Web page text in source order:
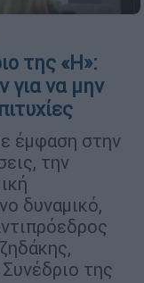
της «Η»:
για να μην
έμφαση στην
την
δυναμικό,
της